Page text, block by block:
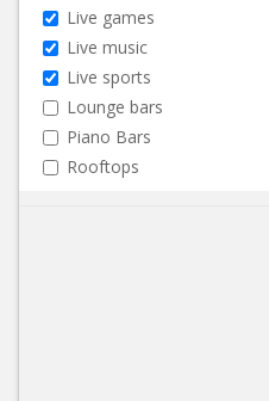
Live games
Live music
Live sports
Lounge bars
Piano Bars
Rooftops